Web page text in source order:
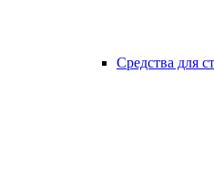
Средства для